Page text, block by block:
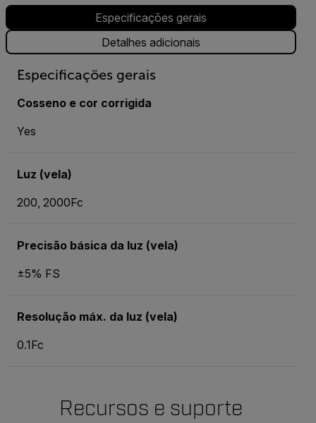
Especificações gerais
Detalhes adicionais
Especificações gerais
Cosseno e cor corrigida
Yes
Luz (vela)
200, 2000Fc
Precisão básica da luz (vela)
±5% FS
Resolução máx. da luz (vela)
0.1Fc
Recursos e suporte